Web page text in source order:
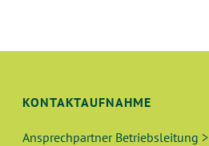
KONTAKTAUFNAHME
Ansprechpartner Betriebsleitung >